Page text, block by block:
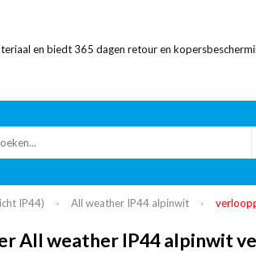
en biedt 365 dagen retour en
IP44) All weather IP44 alpinwit
All weather IP44 alpinwit